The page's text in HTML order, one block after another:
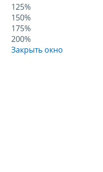
125%
150%
175%
200%
Закрыть окно